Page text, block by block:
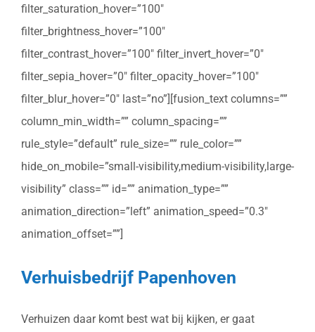
filter_saturation_hover=”100″
filter_brightness_hover=”100″
filter_contrast_hover=”100″ filter_invert_hover=”0″
filter_sepia_hover=”0″ filter_opacity_hover=”100″
filter_blur_hover=”0″ last=”no”][fusion_text columns=””
column_min_width=”” column_spacing=””
rule_style=”default” rule_size=”” rule_color=””
hide_on_mobile=”small-visibility,medium-visibility,large-
visibility” class=”” id=”” animation_type=””
animation_direction=”left” animation_speed=”0.3″
animation_offset=””]
Verhuisbedrijf Papenhoven
Verhuizen daar komt best wat bij kijken, er gaat